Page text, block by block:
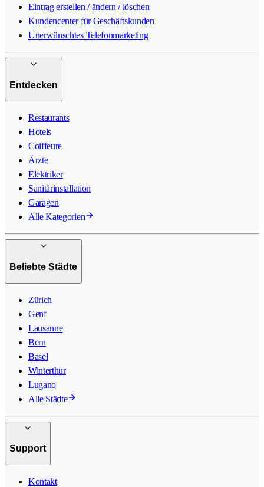
Eintrag erstellen / ändern / löschen
Kundencenter für Geschäftskunden
Unerwünschtes Telefonmarketing
Entdecken
Restaurants
Hotels
Coiffeure
Ärzte
Elektriker
Sanitärinstallation
Garagen
Alle Kategorien
Beliebte Städte
Zürich
Genf
Lausanne
Bern
Basel
Winterthur
Lugano
Alle Städte
Support
Kontakt